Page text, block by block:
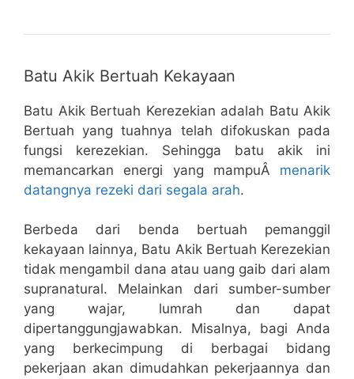
Batu Akik Bertuah Kekayaan
Batu Akik Bertuah Kerezekian adalah Batu Akik
Bertuah yang tuahnya telah difokuskan pada
fungsi kerezekian. Sehingga batu akik ini
memancarkan energi yang mampuÂ menarik
datangnya rezeki dari segala arah.
Berbeda dari benda bertuah pemanggil
kekayaan lainnya, Batu Akik Bertuah Kerezekian
tidak mengambil dana atau uang gaib dari alam
supranatural. Melainkan dari sumber-sumber
yang wajar, lumrah dan dapat
dipertanggungjawabkan. Misalnya, bagi Anda
yang berkecimpung di berbagai bidang
pekerjaan akan dimudahkan pekerjaannya dan